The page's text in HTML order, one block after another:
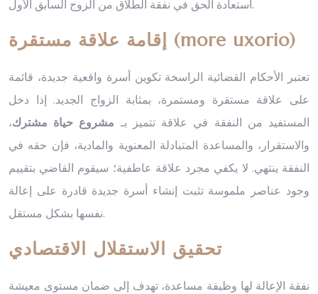
استعادة الحق في نفقة الطلاق من الزوج السابق الأول.
إقامة علاقة مستقرة (more uxorio)
تعتبر الأحكام القضائية الراسخة تكوين أسرة واقعية جديدة، قائمة
على علاقة مستقرة ومستمرة، بمثابة الزواج الجديد. إذا دخل
المستفيد من النفقة في علاقة تتميز بـ مشروع حياة مشترك،
والاستقرار، والمساعدة المتبادلة المعنوية والمادية، فإن حقه في
النفقة ينتهي. لا يكفي مجرد علاقة عاطفية؛ سيقوم القاضي بتقييم
وجود عناصر ملموسة تثبت إنشاء أسرة جديدة قادرة على إعالة
نفسها بشكل مستقل.
تحقيق الاستقلال الاقتصادي
نفقة الإعالة لها وظيفة مساعدة، تهدف إلى ضمان مستوى معيشة